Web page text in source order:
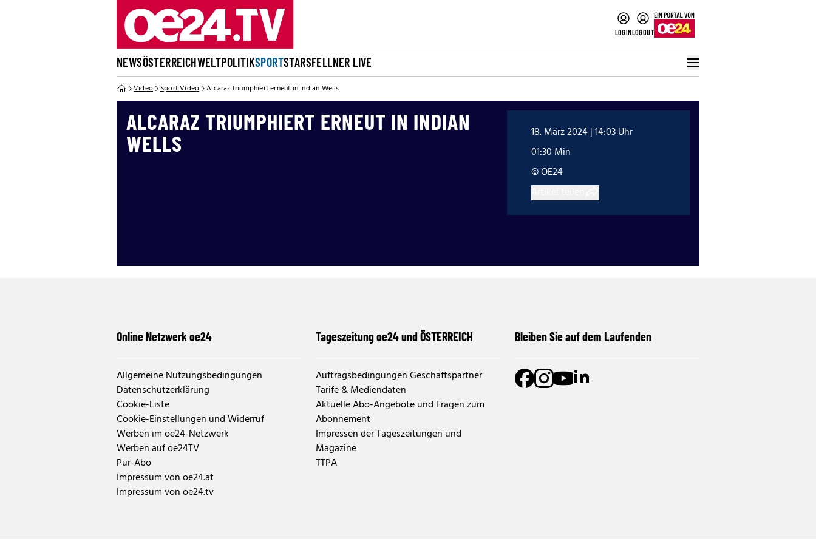
LOGINLOGOUT
NEWSÖSTERREICHWELTPOLITIKSPORTSTARSFELLNER LIVE
Video Sport Video Alcaraz triumphiert erneut in Indian Wells
ALCARAZ TRIUMPHIERT ERNEUT IN INDIAN
WELLS
18. März 2024 | 14:03 Uhr
01:30 Min
© OE24
Online Netzwerk oe24
Allgemeine Nutzungsbedingungen
Datenschutzerklärung
Cookie-Liste
Cookie-Einstellungen und Widerruf
Werben im oe24-Netzwerk
Werben auf oe24TV
Pur-Abo
Impressum von oe24.at
Impressum von oe24.tv
Tageszeitung oe24 und ÖSTERREICH
Auftragsbedingungen Geschäftspartner
Tarife & Mediendaten
Aktuelle Abo-Angebote und Fragen zum
Abonnement
Impressen der Tageszeitungen und
Magazine
TTPA
Bleiben Sie auf dem Laufenden